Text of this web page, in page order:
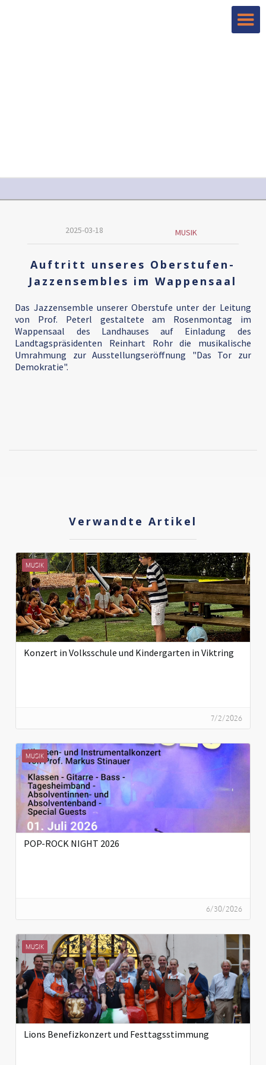
2025-03-18 MUSIK
Auftritt unseres Oberstufen-
Jazzensembles im Wappensaal
Das Jazzensemble unserer Oberstufe unter der Leitung
von Prof. Peterl gestaltete am Rosenmontag im
Wappensaal des Landhauses auf Einladung des
Landtagspräsidenten Reinhart Rohr die musikalische
Umrahmung zur Ausstellungseröffnung "Das Tor zur
Demokratie".
Verwandte Artikel
MUSIK
Konzert in Volksschule und Kindergarten in Viktring
7/2/2026
MUSIK
POP-ROCK NIGHT 2026
6/30/2026
MUSIK
Lions Benefizkonzert und Festtagsstimmung